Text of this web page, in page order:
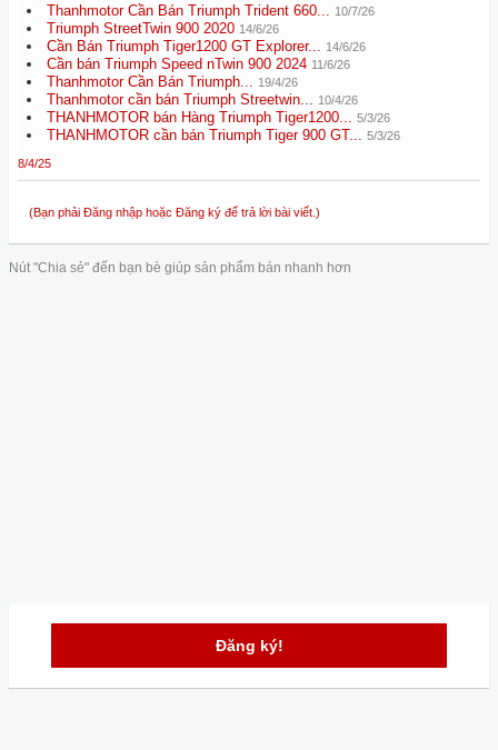
Thanhmotor Cần Bán Triumph Trident 660... 10/7/26
Triumph StreetTwin 900 2020 14/6/26
Cần Bán Triumph Tiger1200 GT Explorer... 14/6/26
Cần bán Triumph Speed nTwin 900 2024 11/6/26
Thanhmotor Cần Bán Triumph... 19/4/26
Thanhmotor cần bán Triumph Streetwin... 10/4/26
THANHMOTOR bán Hàng Triumph Tiger1200... 5/3/26
THANHMOTOR cần bán Triumph Tiger 900 GT... 5/3/26
8/4/25
(Bạn phải Đăng nhập hoặc Đăng ký để trả lời bài viết.)
Nút "Chia sẻ" đến bạn bè giúp sản phẩm bán nhanh hơn
Đăng ký!